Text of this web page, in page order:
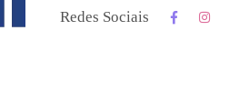
Redes Sociais